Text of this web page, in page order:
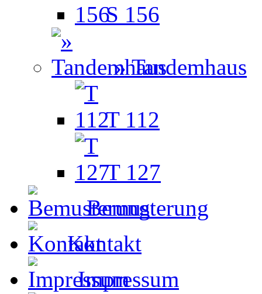
S 156
» Tandemhaus
T 112
T 127
Bemusterung
Kontakt
Impressum